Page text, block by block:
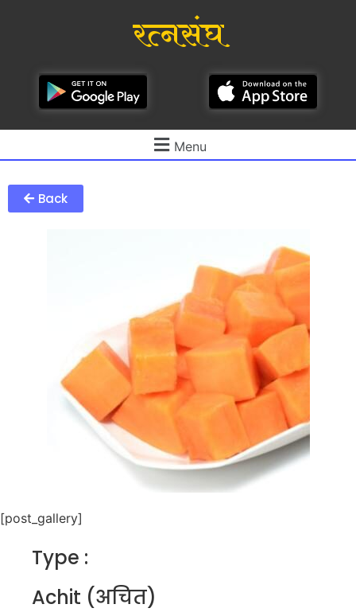
रत्नसंघ
Menu
Back
[post_gallery]
Type :
Achit (अचित)